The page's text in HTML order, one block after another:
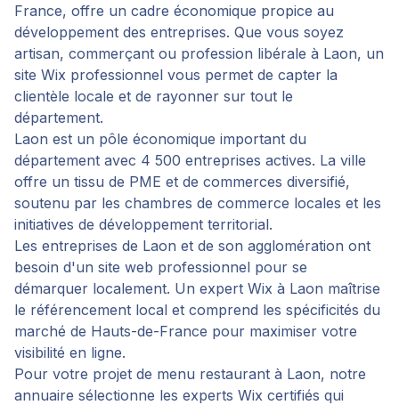
France, offre un cadre économique propice au
développement des entreprises. Que vous soyez
artisan, commerçant ou profession libérale à Laon, un
site Wix professionnel vous permet de capter la
clientèle locale et de rayonner sur tout le
département.
Laon est un pôle économique important du
département avec 4 500 entreprises actives. La ville
offre un tissu de PME et de commerces diversifié,
soutenu par les chambres de commerce locales et les
initiatives de développement territorial.
Les entreprises de Laon et de son agglomération ont
besoin d'un site web professionnel pour se
démarquer localement. Un expert Wix à Laon maîtrise
le référencement local et comprend les spécificités du
marché de Hauts-de-France pour maximiser votre
visibilité en ligne.
Pour votre projet de menu restaurant à Laon, notre
annuaire sélectionne les experts Wix certifiés qui